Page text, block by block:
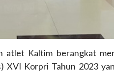
atlet Kaltim berangkat
XVI Korpri Tahun 2023